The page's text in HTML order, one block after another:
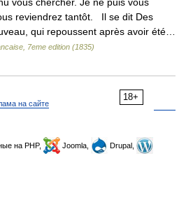
reviendrez tantôt. Il se dit Des
qui repoussent après avoir été…
7eme edition (1835)
18+
на сайте
на PHP, Joomla,
Drupal,